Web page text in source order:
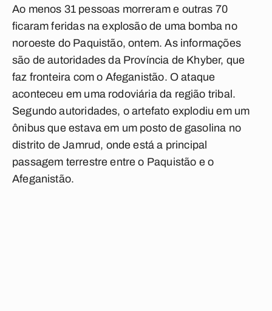
Ao menos 31 pessoas morreram e outras 70
ficaram feridas na explosão de uma bomba no
noroeste do Paquistão, ontem. As informações
são de autoridades da Província de Khyber, que
faz fronteira com o Afeganistão. O ataque
aconteceu em uma rodoviária da região tribal.
Segundo autoridades, o artefato explodiu em um
ônibus que estava em um posto de gasolina no
distrito de Jamrud, onde está a principal
passagem terrestre entre o Paquistão e o
Afeganistão.